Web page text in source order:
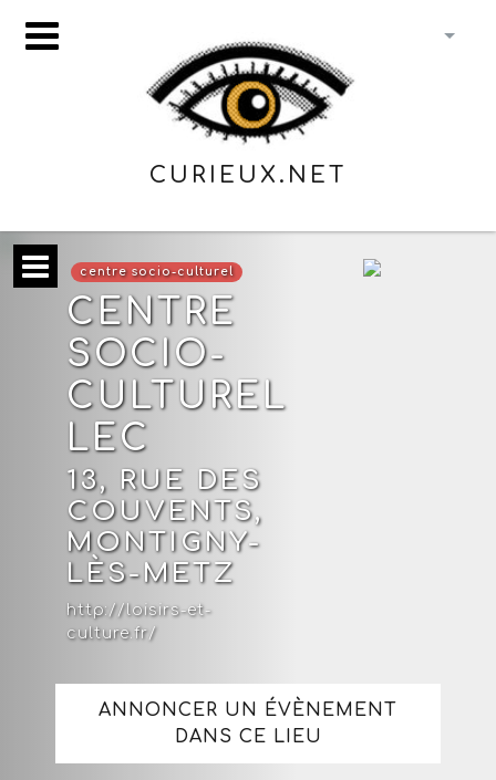
CURIEUX.NET
centre socio-culturel
CENTRE
SOCIO-
CULTUREL
LEC
13, RUE DES
COUVENTS,
MONTIGNY-
LÈS-METZ
http://loisirs-et-
culture.fr/
ANNONCER UN ÉVÈNEMENT
DANS CE LIEU